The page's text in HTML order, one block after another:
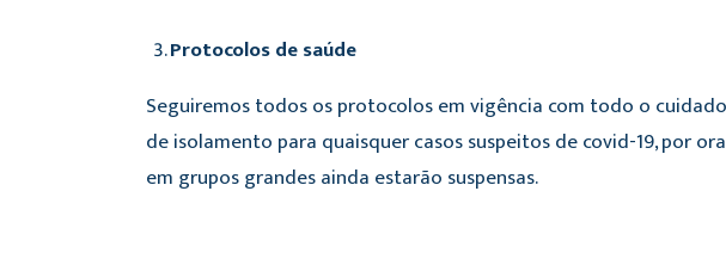
Protocolos de saúde
Seguiremos todos os protocolos em vigência com todo o
de isolamento para quaisquer casos suspeitos de covid-19, por
em grupos grandes ainda estarão suspensas.